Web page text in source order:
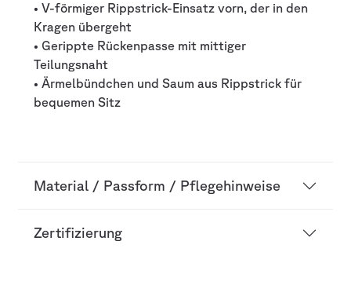
• V-förmiger Rippstrick-Einsatz vorn, der in den
Kragen übergeht
• Gerippte Rückenpasse mit mittiger
Teilungsnaht
• Ärmelbündchen und Saum aus Rippstrick für
bequemen Sitz
Material / Passform / Pflegehinweise
Zertifizierung